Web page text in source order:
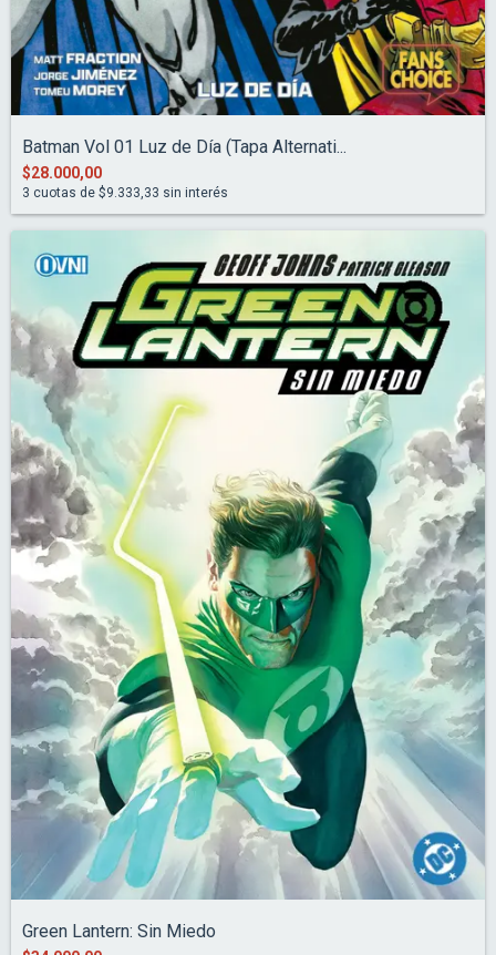
Batman Vol 01 Luz de Día (Tapa Alternati...
$28.000,00
3 cuotas de $9.333,33 sin interés
Green Lantern: Sin Miedo